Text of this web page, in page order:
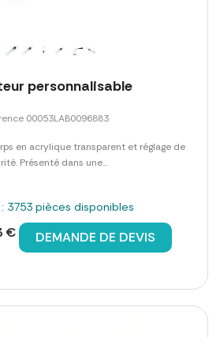
personnalisable
00053LAB0096883
en acrylique transparent et réglage de
Présenté dans une...
3753 pièces disponibles
€ DEMANDE DE DEVIS